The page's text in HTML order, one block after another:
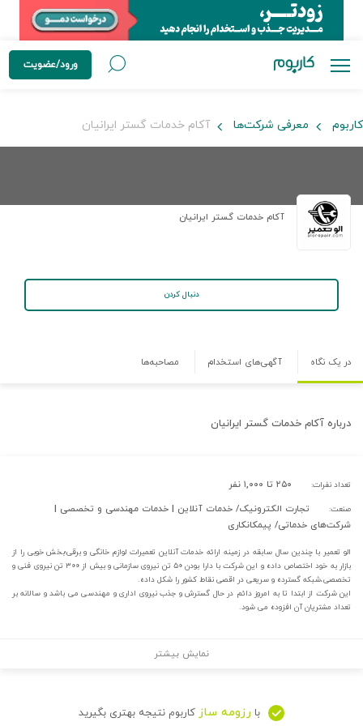
ورود/عضویت
کاربوم معرفی شرکت‌ها آکام خدمات گستر ایرانیان
آکام خدمات گستر ایرانیان
دنبال کردن
در یک نگاه آگهی‌های استخدام مصاحبه‌ها
درباره آکام خدمات گستر ایرانیان
تعداد نفرات: ۲۵۰ تا ۱,۰۰۰ نفر
صنعت:
تجارت الکترونیک/ خدمات آنلاین | خدمات مهندسی و تخصصی |
شرکت‌های خدماتی/ پیمکانکاری
الو تعمیر با چندین سال سابقه در زمینه ارائه خدمات آنلاین تعمیرات لوازم خانگی و برقی؛بخش خوبی را از
بازار به خود اختصاص داده و این شرکت با دارا بودن ۵۰ تن نیروی سازمانی و بیش از ۳۰۰ تن نیروی فنی و
تخصصی،شبکه گسترده و سریعی در اقصی نقاط کشور را شکل داده.
این شرکت از ابتدا تا به امروز دائم در حال گسترش و جذب نیروی اداری و مهندسی می باشد و سالانه بر
تعداد مشتریان آن افزوده می شود.
نمایش بیشتر
با رزومه ساز کاربوم نتیجه بهتری بگیرید